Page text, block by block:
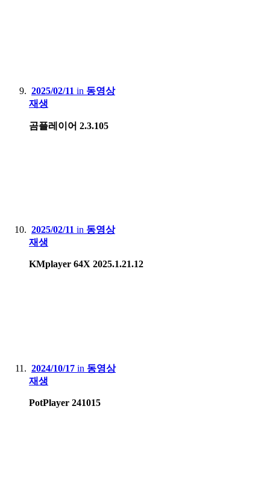
2025/02/11 in 동영상
재생
곰플레이어 2.3.105
2025/02/11 in 동영상
재생
KMplayer 64X 2025.1.21.12
2024/10/17 in 동영상
재생
PotPlayer 241015